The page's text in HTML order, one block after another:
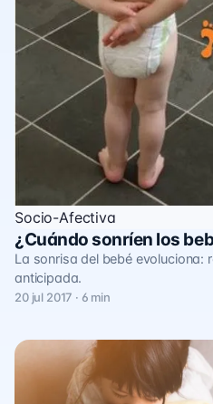
Socio-Afectiva
¿Cuándo sonríen los
La sonrisa del bebé evoluciona:
anticipada.
20 jul 2017 · 6 min